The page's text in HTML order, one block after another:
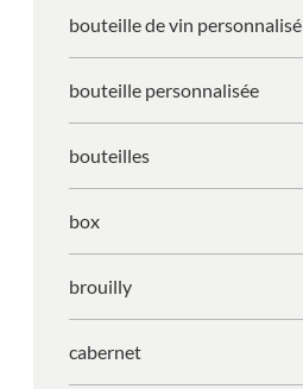
bouteille de vin personnalisé
bouteille personnalisée
bouteilles
box
brouilly
cabernet